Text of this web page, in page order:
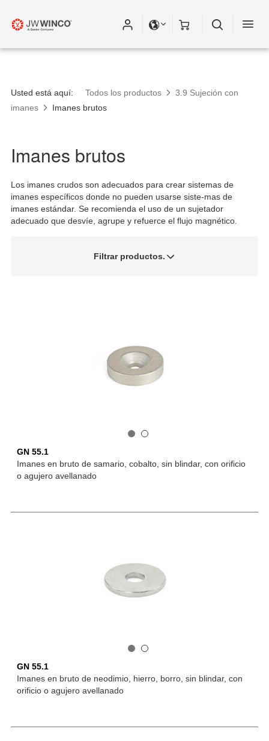
Usted está aquí: Todos los productos
3.9 Sujeción con
imanes
Imanes brutos
Imanes brutos
Los imanes crudos son adecuados para crear sistemas de
imanes específicos donde no pueden usarse siste-mas de
imanes estándar. Se recomienda el uso de un sujetador
adecuado que desvíe, agrupe y refuerce el flujo magnético.
Filtrar productos.
GN 55.1
Imanes en bruto de samario, cobalto, sin blindar, con orificio
o agujero avellanado
GN 55.1
Imanes en bruto de neodimio, hierro, borro, sin blindar, con
orificio o agujero avellanado